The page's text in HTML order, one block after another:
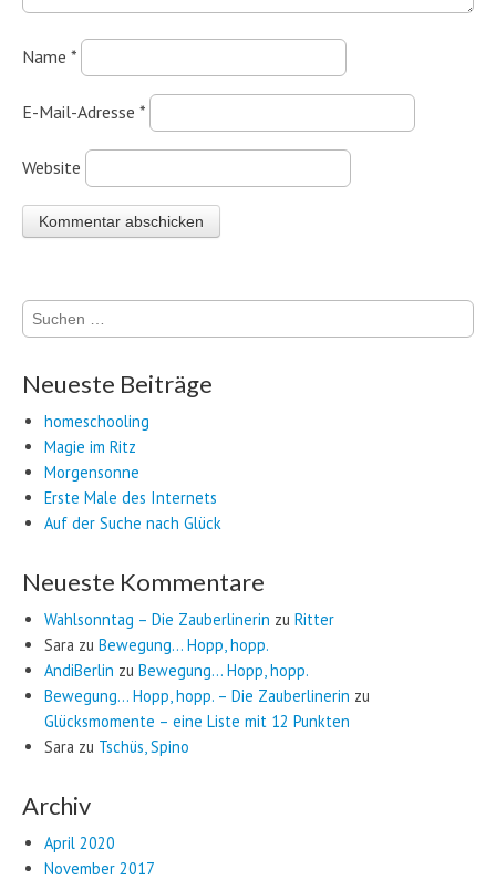
Name *
E-Mail-Adresse *
Website
Suchen
nach:
Neueste Beiträge
homeschooling
Magie im Ritz
Morgensonne
Erste Male des Internets
Auf der Suche nach Glück
Neueste Kommentare
Wahlsonntag – Die Zauberlinerin zu Ritter
Sara zu Bewegung… Hopp, hopp.
AndiBerlin zu Bewegung… Hopp, hopp.
Bewegung… Hopp, hopp. – Die Zauberlinerin zu
Glücksmomente – eine Liste mit 12 Punkten
Sara zu Tschüs, Spino
Archiv
April 2020
November 2017